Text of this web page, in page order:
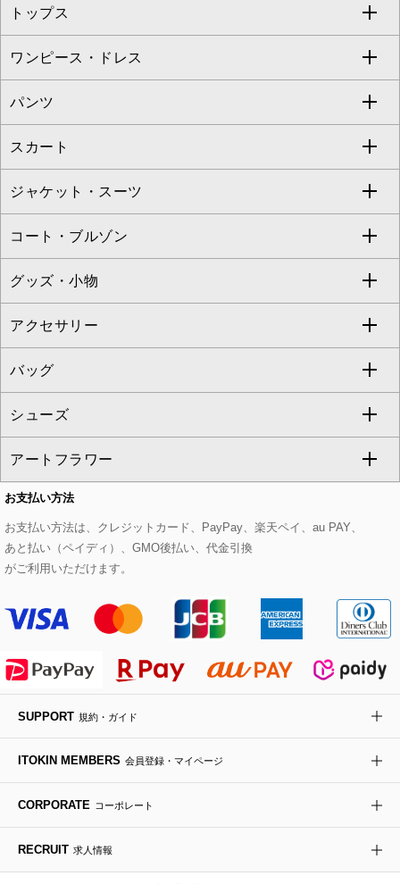
eur3
Maison de CINQ
MK MICHEL KLEIN BAG
HIROKO KOSHINO
トップス
すべてのトップス
カットソー・Tシャツ
ブラウス・シャツ
ニット・セーター
カーディガン
アンサンブルセット
ベスト・ジレ
パーカー
タンクトップ・キャミソール
スウェット・ジャージー
その他のトップス
ワンピース・ドレス
すべてのワンピース・ドレス
ワンピース
ドレス
チュニック
ジャンパースカート
その他のワンピース・ドレス
パンツ
すべてのパンツ
フルレングスパンツ
クロップド・半端丈パンツ
ガウチョ・ワイドパンツ
ハーフ・ショート丈パンツ
サロペット・オールインワン
その他のパンツ
スカート
すべてのスカート
ロング・マキシ丈スカート
ひざ丈スカート
ミモレ丈スカート
ショート・ミニ丈スカート
その他のスカート
ジャケット・スーツ
すべてのジャケット・スーツ
テーラードジャケット
ノーカラージャケット
セットアップ
セットアップジャケット
セットアップパンツ
セットアップスカート
セットアップワンピース
コート・ブルゾン
すべてのコート・ブルゾン
トレンチコート
ピーコート
ダッフルコート
チェスターコート
モッズコート
ステンカラーコート
ライダースジャケット
デニムジャケット
ダウンジャケット・コート
グッズ・小物
すべてのグッズ・小物
マスク
ストール・マフラー・スヌード
ベルト・サスペンダー
帽子
ヘアアクセサリー
ハンカチ・バンダナ
手袋
チャーム・ストラップ
アクセサリー
すべてのアクセサリー
ネックレス
ピアス・イヤリング
ブレスレット・バングル
ブローチ・コサージュ
バッグ
すべてのバッグ
トートバッグ
ショルダーバッグ
ボストンバッグ
バックパック・リュック
ボディバッグ・メッセンジャーバッグ
トラベルバッグ
シューズ
すべてのシューズ
パンプス
スニーカー
フラットシューズ
ローファー
ドレスシューズ
アートフラワー
すべてのアートフラワー
ローズ
カサブランカ・カラー
ラナンキュラス
ポプリアレンジ＆フレグランス
お支払い方法
お支払い方法は、クレジットカード、PayPay、楽天ペイ、au PAY、
あと払い（ペイディ）、GMO後払い、代金引換
がご利用いただけます。
SUPPORT 規約・ガイド
ITOKIN MEMBERS 会員登録・マイページ
CORPORATE コーポレート
RECRUIT 求人情報